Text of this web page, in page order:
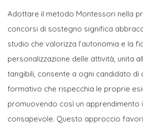
Adottare il metodo Montessori nella
concorsi di sostegno significa
studio che valorizza l’autonomia e la
personalizzazione delle attività, unita
tangibili, consente a ogni candidato di
formativo che rispecchia le proprie
promuovendo così un apprendimento
consapevole. Questo approccio